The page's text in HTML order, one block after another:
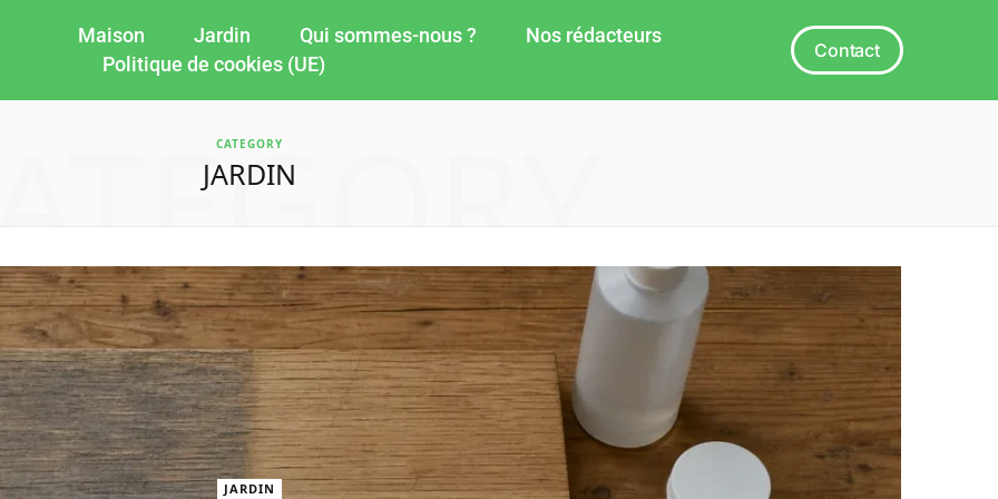
Maison Jardin Qui sommes-nous ?
Nos rédacteurs
Politique de cookies (UE)
Contact
CATEGORY
JARDIN
JARDIN